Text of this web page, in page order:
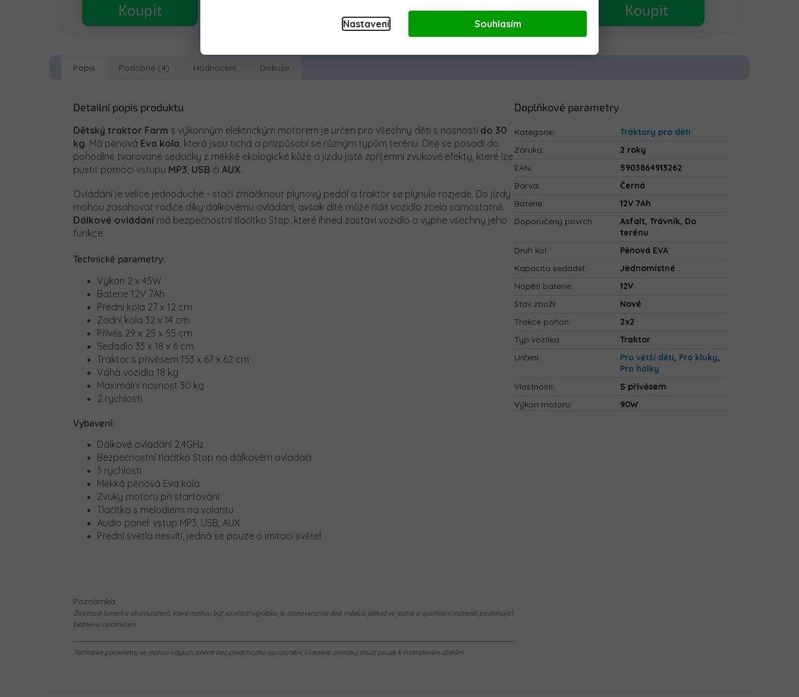
Nastavení Souhlasím
Koupit Koupit Koupit
Popis Podobné (4) Hodnocení Diskuze
Detailní popis produktu
Dětský traktor Farm s výkonným elektrickým motorem je určen pro všechny děti s nosností do 30
kg. Má pěnová Eva kola, která jsou tichá a přizpůsobí se různým typům terénu. Dítě se posadí do
pohodlně tvarované sedačky z měkké ekologické kůže a jízdu jistě zpříjemní zvukové efekty, které lze
pustit pomocí vstupu MP3, USB či AUX.
Ovládání je velice jednoduché - stačí zmáčknout plynový pedál a traktor se plynule rozjede. Do jízdy
mohou zasahovat rodiče díky dálkovému ovládání, avšak dítě může řídit vozidlo zcela samostatně.
Dálkové ovládání má bezpečnostní tlačítko Stop, které ihned zastaví vozidlo a vypne všechny jeho
funkce.
Technické parametry:
Výkon 2 x 45W
Baterie 12V 7Ah
Přední kola 27 x 12 cm
Zadní kola 32 x 14 cm
Přívěs 29 x 25 x 55 cm
Sedadlo 33 x 18 x 6 cm
Traktor s přívěsem 153 x 67 x 62 cm
Váha vozidla 18 kg
Maximální nosnost 30 kg
2 rychlosti
Vybavení:
Dálkové ovládání 2,4GHz
Bezpečnostní tlačítko Stop na dálkovém ovladači
3 rychlosti
Měkká pěnová Eva kola
Zvuky motoru při startování
Tlačítka s melodiemi na volantu
Audio panel: vstup MP3, USB, AUX
Přední světla nesvítí, jedná se pouze o imitaci světel
Poznámka:
Životnost baterií a akumulátorů, které mohou být součástí výrobku, je stanovena na šest měsíců, jelikož se jedná o spotřební materiál podléhající
běžnému opotřebení.
Technické parametry se mohou kdykoli změnit bez předchozího upozornění. Uvedené obrázky slouží pouze k ilustrativním účelům.
Doplňkové parametry
Kategorie:
Traktory pro děti
Záruka:
2 roky
EAN:
5903864913262
Barva:
Černá
Baterie:
12V 7Ah
Doporučený povrch:
Asfalt, Trávník, Do
terénu
Druh kol:
Pěnová EVA
Kapacita sedadel:
Jednomístné
Napětí baterie:
12V
Stav zboží:
Nové
Trakce pohon:
2x2
Typ vozítka:
Traktor
Určení: Pro větší děti, Pro kluky,
Pro holky
Vlastnosti:
S přívěsem
Výkon motoru: 90W